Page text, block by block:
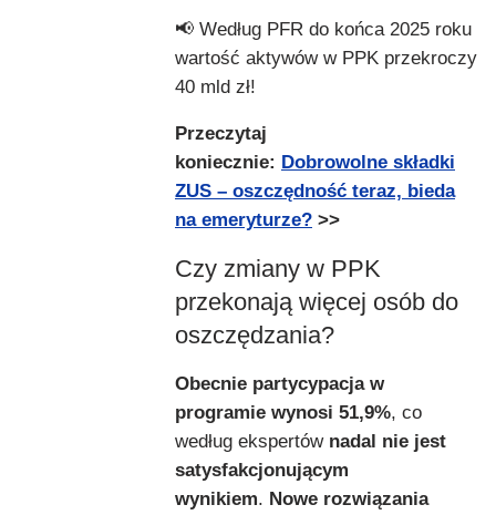
📢 Według PFR do końca 2025 roku
wartość aktywów w PPK przekroczy
40 mld zł!
Przeczytaj
koniecznie: Dobrowolne składki
ZUS – oszczędność teraz, bieda
na emeryturze? >>
Czy zmiany w PPK
przekonają więcej osób do
oszczędzania?
Obecnie partycypacja w
programie wynosi 51,9%, co
według ekspertów nadal nie jest
satysfakcjonującym
wynikiem. Nowe rozwiązania